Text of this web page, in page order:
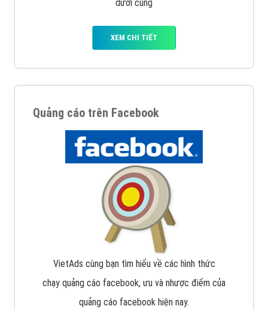
dưới cùng
XEM CHI TIẾT
Quảng cáo trên Facebook
VietAds cùng bạn tìm hiểu về các hình thức
chạy quảng cáo facebook, ưu và nhược điểm của
quảng cáo facebook hiện nay.